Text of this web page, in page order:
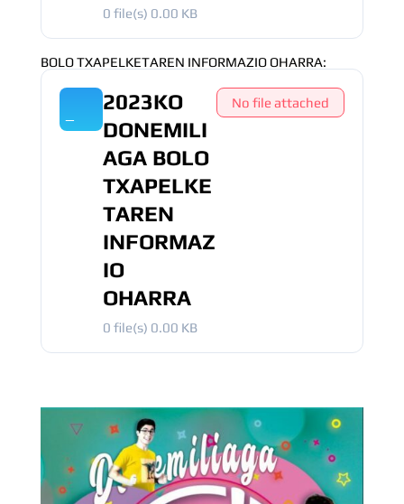
0 file(s) 0.00 KB
BOLO TXAPELKETAREN INFORMAZIO OHARRA:
2023KO
DONEMILI
AGA BOLO
TXAPELKE
TAREN
INFORMAZ
IO
OHARRA
0 file(s) 0.00 KB
No file attached